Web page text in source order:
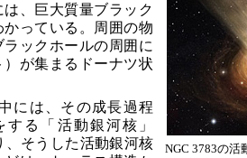
NGC 3783の活
、巨大質量ブラック
っている。周囲の物
ックホールの周囲に
が集まるドーナツ状
には、その成長過程
る「活動銀河核」
、そうした活動銀河核